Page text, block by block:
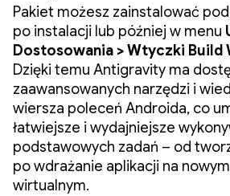
Pakiet możesz zainstalować
po instalacji lub później w menu
Dostosowania > Wtyczki Build
Dzięki temu Antigravity ma
zaawansowanych narzędzi i
wiersza poleceń Androida, co
łatwiejsze i wydajniejsze
podstawowych zadań – od
po wdrażanie aplikacji na
wirtualnym.